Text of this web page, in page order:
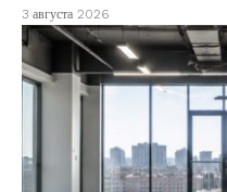
3 августа 2026